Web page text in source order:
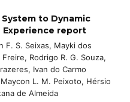
to Dynamic
Experience report
F. S. Seixas, Mayki dos
Rodrigo R. G. Souza,
Ivan do Carmo
L. M. Peixoto, Hérsio
de Almeida